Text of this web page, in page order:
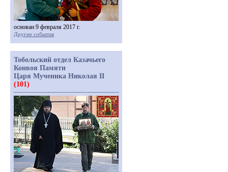
основан 9 февраля 2017 г.
Другие события
Тобольский отдел Казачьего
Конвоя Памяти
Царя Мученика Николая II
(101)